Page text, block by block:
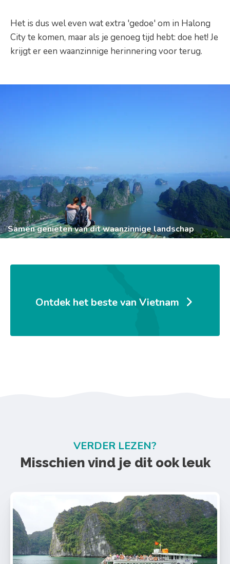
Het is dus wel even wat extra 'gedoe' om in Halong
City te komen, maar als je genoeg tijd hebt: doe het! Je
krijgt er een waanzinnige herinnering voor terug.
Samen genieten van dit waanzinnige landschap
Ontdek het beste van Vietnam
VERDER LEZEN?
Misschien vind je dit ook leuk